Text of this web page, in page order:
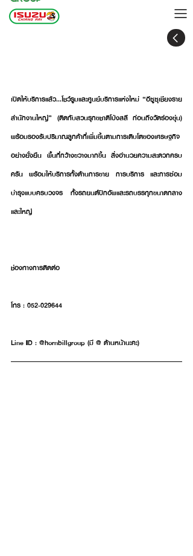
เปิดให้บริการแล้ว...โชว์รูมและศูนย์บริการแห่งใหม่ “อีซูซุเชียงราย
สำนักงานใหญ่” (ติดกับสวนรุกขชาติโป่งสลี ก่อนถึงวัดร่องขุ่น)
พร้อมรองรับปริมาณลูกค้าที่เพิ่มขึ้นตามการเติบโตของเศรษฐกิจ
อย่างยั่งยืน พื้นที่กว้างขวางมากขึ้น สิ่งอำนวยความสะดวกครบ
ครัน พร้อมให้บริการทั้งด้านการขาย การบริการ และการซ่อม
บำรุงแบบครบวงจร ทั้งรถยนต์ปิกอัพและรถบรรทุกขนาดกลาง
และใหญ่
ช่องทางการติดต่อ
โทร : 052-029644
Line ID : @hornbillgroup (มี @ ด้านหน้านะคะ)